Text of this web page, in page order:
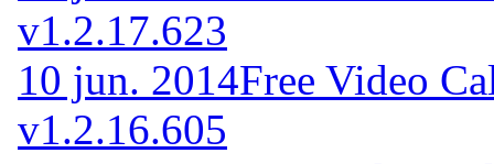
v1.2.17.623
10 jun. 2014Free Video
v1.2.16.605